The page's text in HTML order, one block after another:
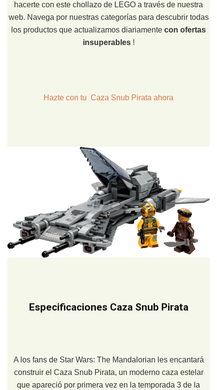
hacerte con este chollazo de LEGO a través de nuestra
web. Navega por nuestras categorías para descubrir todas
los productos que actualizamos diariamente con ofertas
insuperables!
Hazte con tu Caza Snub Pirata ahora
Especificaciones Caza Snub Pirata
A los fans de Star Wars: The Mandalorian les encantará
construir el Caza Snub Pirata, un moderno caza estelar
que apareció por primera vez en la temporada 3 de la